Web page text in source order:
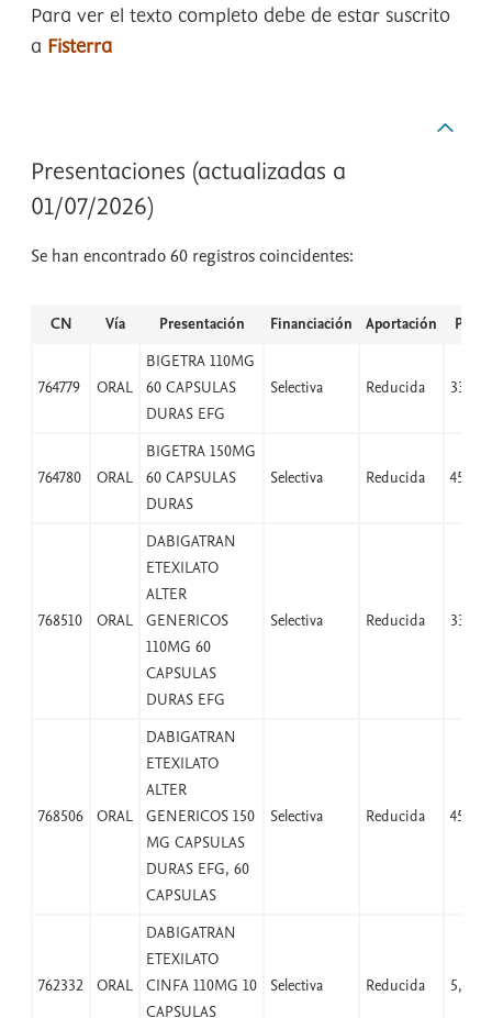
Para ver el texto completo debe de estar suscrito
a Fisterra
Presentaciones (actualizadas a
01/07/2026)
Se han encontrado 60 registros coincidentes:
CN Vía Presentación Financiación Aportación PVP
764779 ORAL
BIGETRA 110MG
60 CAPSULAS
DURAS EFG
Selectiva Reducida 33,06
764780 ORAL
BIGETRA 150MG
60 CAPSULAS
DURAS
Selectiva Reducida 45,08
768510 ORAL
DABIGATRAN
ETEXILATO
ALTER
GENERICOS
110MG 60
CAPSULAS
DURAS EFG
Selectiva Reducida 33,06
768506 ORAL
DABIGATRAN
ETEXILATO
ALTER
GENERICOS 150
MG CAPSULAS
DURAS EFG, 60
CAPSULAS
Selectiva Reducida 45,08
762332 ORAL
DABIGATRAN
ETEXILATO
CINFA 110MG 10
CAPSULAS
Selectiva Reducida 5,51